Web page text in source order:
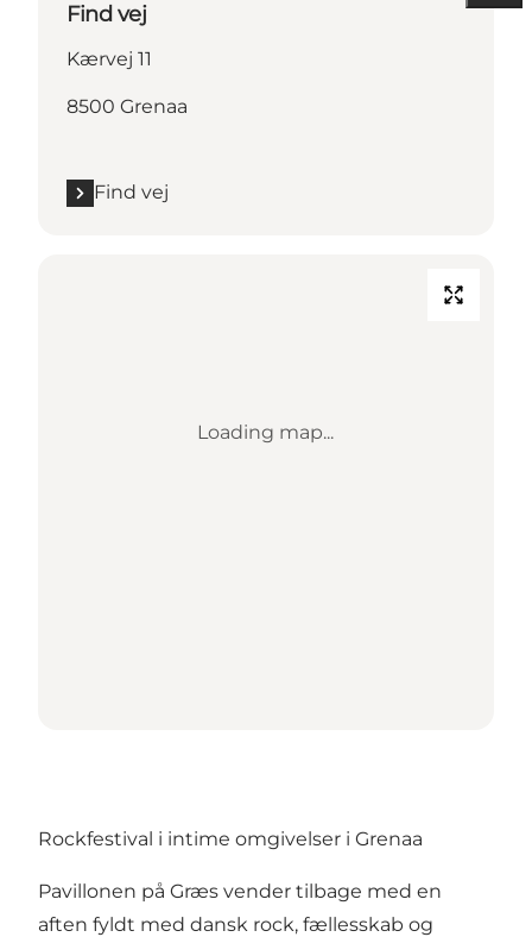
Find vej
Kærvej 11
8500 Grenaa
Find vej
Loading map...
Rockfestival i intime omgivelser i Grenaa
Pavillonen på Græs vender tilbage med en
aften fyldt med dansk rock, fællesskab og